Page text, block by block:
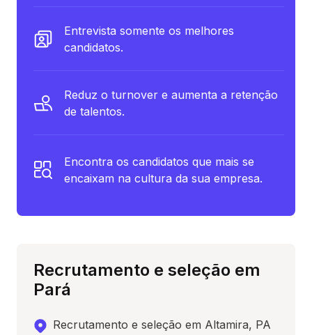
Entrevista somente os melhores
candidatos.
Reduz o turnover e aumenta a retenção
de talentos.
Encontra os candidatos que mais se
encaixam na cultura da sua empresa.
Recrutamento e seleção em
Pará
Recrutamento e seleção em Altamira, PA